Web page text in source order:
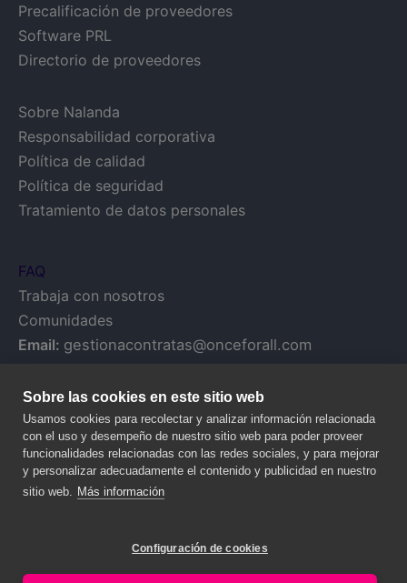
Precalificación de proveedores
Software PRL
Directorio de proveedores
Sobre Nalanda
Responsabilidad corporativa
Política de calidad
Política de seguridad
Tratamiento de datos personales
FAQ
Trabaja con nosotros
Comunidades
Email: gestionacontratas@onceforall.com
Sobre las cookies en este sitio web
Usamos cookies para recolectar y analizar información relacionada
con el uso y desempeño de nuestro sitio web para poder proveer
funcionalidades relacionadas con las redes sociales, y para mejorar
y personalizar adecuadamente el contenido y publicidad en nuestro
sitio web. Más información
Configuración de cookies